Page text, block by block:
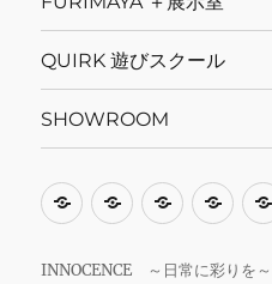
QUIRK 遊びスクール
SHOWROOM
当
イ
ス
ー
展
び
INNOCENCE ～日常に彩りを